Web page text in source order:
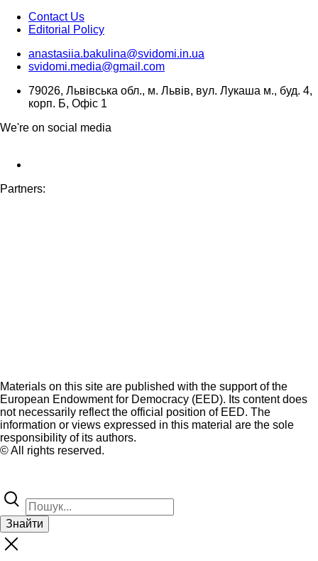
Contact Us
Editorial Policy
anastasiia.bakulina@svidomi.in.ua
svidomi.media@gmail.com
79026, Львівська обл., м. Львів, вул. Лукаша м., буд. 4,
корп. Б, Офіс 1
We're on social media
Partners:
Materials on this site are published with the support of the
European Endowment for Democracy (EED). Its content does
not necessarily reflect the official position of EED. The
information or views expressed in this material are the sole
responsibility of its authors.
© All rights reserved.
Знайти